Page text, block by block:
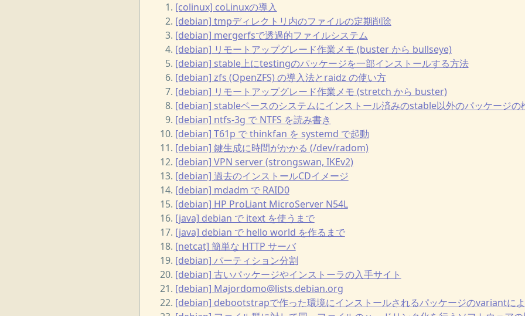
[colinux] coLinuxの導入
[debian] tmpディレクトリ内のファイルの定期削除
[debian] mergerfsで透過的ファイルシステム
[debian] リモートアップグレード作業メモ (buster から bullseye)
[debian] stable上にtestingのパッケージを一部インストールする方法
[debian] zfs (OpenZFS) の導入法とraidz の使い方
[debian] リモートアップグレード作業メモ (stretch から buster)
[debian] stableベースのシステムにインストール済みのstable以外のパッケージの
[debian] ntfs-3g で NTFS を読み書き
[debian] T61p で thinkfan を systemd で起動
[debian] 鍵生成に時間がかかる (/dev/radom)
[debian] VPN server (strongswan, IKEv2)
[debian] 過去のインストールCDイメージ
[debian] mdadm で RAID0
[debian] HP ProLiant MicroServer N54L
[java] debian で itext を使うまで
[java] debian で hello world を作るまで
[netcat] 簡単な HTTP サーバ
[debian] パーティション分割
[debian] 古いパッケージやインストーラの入手サイト
[debian] Majordomo@lists.debian.org
[debian] debootstrapで作った環境にインストールされるパッケージのvariantに